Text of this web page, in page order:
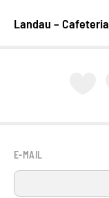
Landau – Cafeteria
E-MAIL